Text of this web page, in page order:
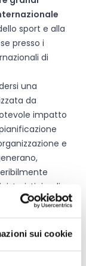
sui cookie
sport e alla
presso i
di
una
da
impatto
e
turistici e di
ospitante in
un forte